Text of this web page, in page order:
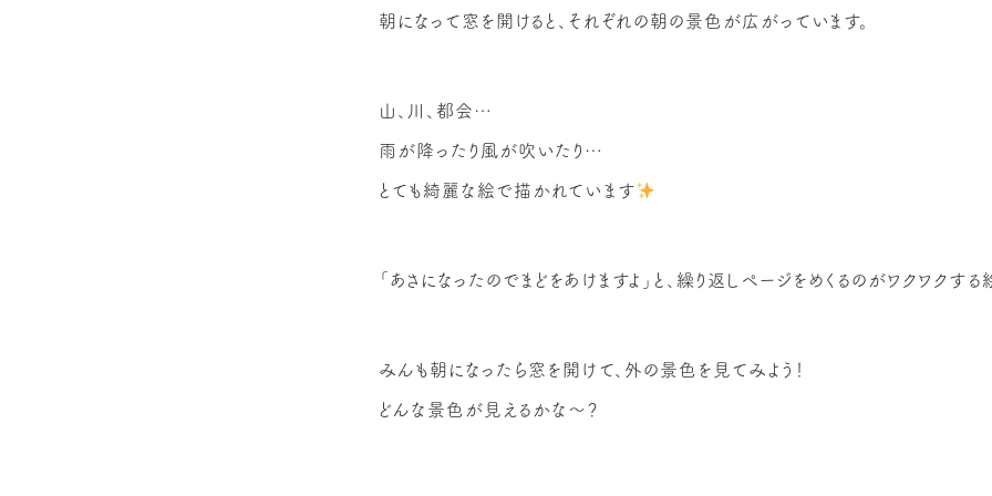
朝になって窓を開けると、それぞれの朝の景色が広がっています。
山、川、都会…
雨が降ったり風が吹いたり…
とても綺麗な絵で描かれています
「あさになったのでまどをあけますよ」と、繰り返しページをめくるのがワクワクす
みんも朝になったら窓を開けて、外の景色を見てみよう！
どんな景色が見えるかな～？